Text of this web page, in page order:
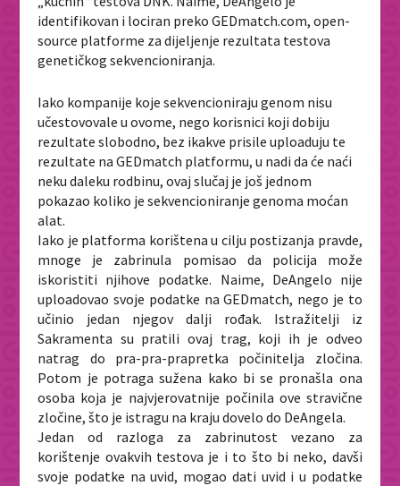
identifikovan i lociran preko GEDmatch.com,open-
source platforme za dijeljenje rezultata testova
genetičkog sekvencioniranja.
Iako kompanije koje sekvencioniraju genom nisu
učestovovale u ovome, nego korisnici koji dobiju
rezultate slobodno, bez ikakve prisile uploaduju te
rezultate na GEDmatch platformu, u nadi da će naći
neku daleku rodbinu, ovaj slučaj je još jednom
pokazao koliko je sekvencioniranje genoma moćan
alat.
Iako je platforma korištena u cilju postizanja pravde,
mnoge je zabrinula pomisao da policija može
iskoristiti njihove podatke. Naime, DeAngelo nije
uploadovao svoje podatke na GEDmatch, nego je to
učinio jedan njegov dalji rođak. Istražitelji iz
Sakramenta su pratili ovaj trag, koji ih je odveo
natrag do pra-pra-prapretka počinitelja zločina.
Potom je potraga sužena kako bi se pronašla ona
osoba koja je najvjerovatnije počinila ove stravične
zločine, što je istragu na kraju dovelo do DeAngela.
Jedan od razloga za zabrinutost vezano za
korištenje ovakvih testova je i to što bi neko, davši
svoje podatke na uvid, mogao dati uvid i u podatke